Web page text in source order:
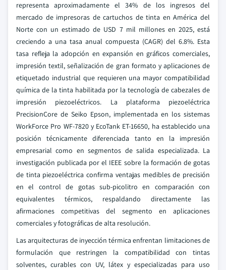
representa aproximadamente el 34% de los ingresos del
mercado de impresoras de cartuchos de tinta en América del
Norte con un estimado de USD 7 mil millones en 2025, está
creciendo a una tasa anual compuesta (CAGR) del 6.8%. Esta
tasa refleja la adopción en expansión en gráficos comerciales,
impresión textil, señalización de gran formato y aplicaciones de
etiquetado industrial que requieren una mayor compatibilidad
química de la tinta habilitada por la tecnología de cabezales de
impresión piezoeléctricos. La plataforma piezoeléctrica
PrecisionCore de Seiko Epson, implementada en los sistemas
WorkForce Pro WF-7820 y EcoTank ET-16650, ha establecido una
posición técnicamente diferenciada tanto en la impresión
empresarial como en segmentos de salida especializada. La
investigación publicada por el IEEE sobre la formación de gotas
de tinta piezoeléctrica confirma ventajas medibles de precisión
en el control de gotas sub-picolitro en comparación con
equivalentes térmicos, respaldando directamente las
afirmaciones competitivas del segmento en aplicaciones
comerciales y fotográficas de alta resolución.
Las arquitecturas de inyección térmica enfrentan limitaciones de
formulación que restringen la compatibilidad con tintas
solventes, curables con UV, látex y especializadas para uso